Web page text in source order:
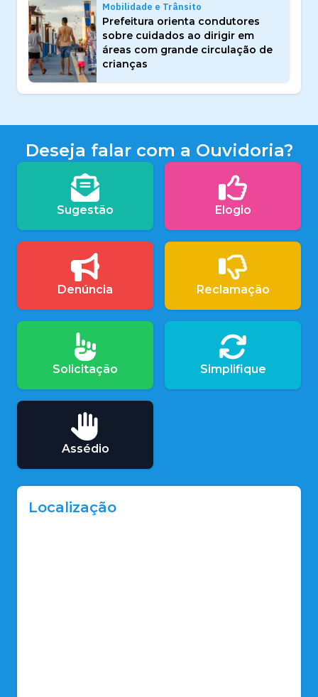
Mobilidade e Trânsito
Prefeitura orienta condutores
sobre cuidados ao dirigir em
áreas com grande circulação de
crianças
Deseja falar com a Ouvidoria?
Sugestão Elogio
Denúncia Reclamação
Solicitação Simplifique
Assédio
Localização